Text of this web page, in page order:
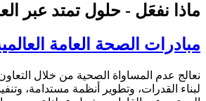
ماذا نفعَل - حلول تمتد عبر
مبادرات الصحة العامة
نعالج عدم المساواة الصحية من خلال
لبناء القدرات، وتطوير أنظمة مستدامة،